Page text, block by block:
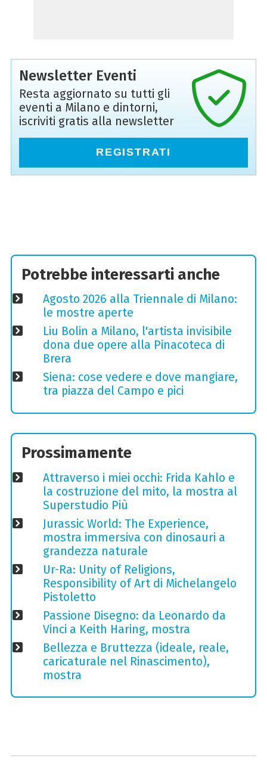
Newsletter Eventi
Resta aggiornato su tutti gli
eventi a Milano e dintorni,
iscriviti gratis alla newsletter
REGISTRATI
Potrebbe interessarti anche
Agosto 2026 alla Triennale di Milano:
le mostre aperte
Liu Bolin a Milano, l'artista invisibile
dona due opere alla Pinacoteca di
Brera
Siena: cose vedere e dove mangiare,
tra piazza del Campo e pici
Prossimamente
Attraverso i miei occhi: Frida Kahlo e
la costruzione del mito, la mostra al
Superstudio Più
Jurassic World: The Experience,
mostra immersiva con dinosauri a
grandezza naturale
Ur-Ra: Unity of Religions,
Responsibility of Art di Michelangelo
Pistoletto
Passione Disegno: da Leonardo da
Vinci a Keith Haring, mostra
Bellezza e Bruttezza (ideale, reale,
caricaturale nel Rinascimento),
mostra